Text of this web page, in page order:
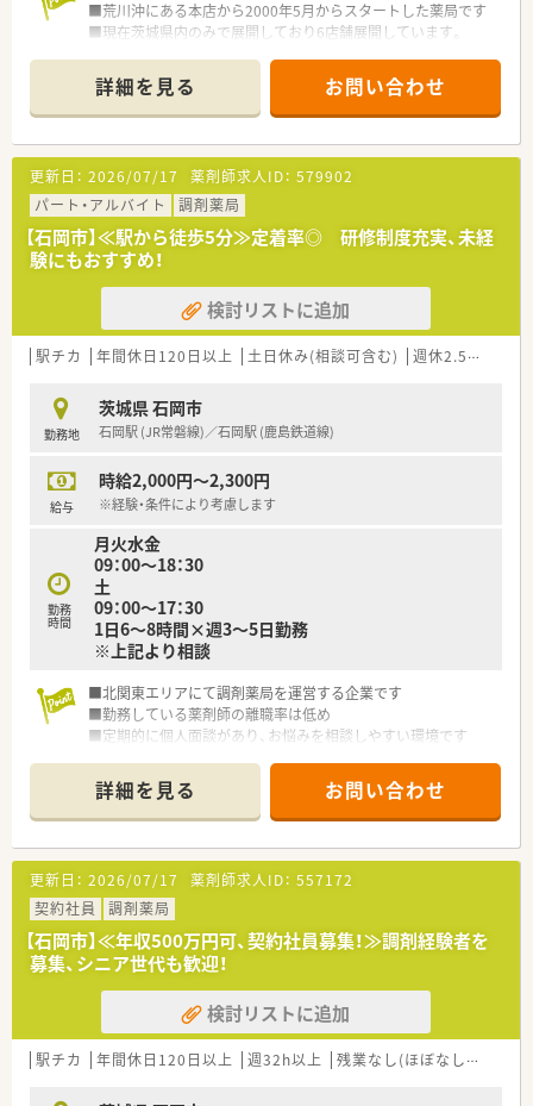
■荒川沖にある本店から2000年5月からスタートした薬局です
■現在茨城県内のみで展開しており6店舗展開しています。
低くなっています
■会社で勉強会やe-ラーニング費用も全額負担
■かかりつけや在宅対応等ノルマや強制はありません
■高速代も会社で全額負担して頂けます
■ドミナント展開のため近くでのヘルプ体制が充実しています
■色々な処方箋に触れる機会もあり、スキルアップも可能な職場
です
≪こんな職場です≫
■石岡駅から徒歩で通勤もできますので電車通勤も可能な職場
です
■常勤3名、事務2名体制で消化器内科の処方箋がメインとなり
■1日あたり外来は70枚、その他施設2か所に個人在宅も対応し
ています
詳細を見る お問い合わせ
更新日： 2026/07/17 薬剤師求人ID： 579902
パート・アルバイト
調剤薬局
【石岡市】≪駅から徒歩5分≫定着率◎ 研修制度充実、未経
験にもおすすめ！
検討リストに追加
駅チカ 年間休日120日以上 土日休み(相談可含む) 週休2.5日以上
勤務地
茨城県 石岡市
石岡駅 (JR常磐線)／石岡駅 (鹿島鉄道線)
給与
時給2,000円～2,300円
※経験・条件により考慮します
勤務
時間
月火水金
09：00～18：30
土
09：00～17：30
1日6～8時間×週3～5日勤務
※上記より相談
■北関東エリアにて調剤薬局を運営する企業です
■勤務している薬剤師の離職率は低め
■定期的に個人面談があり、お悩みを相談しやすい環境です
詳細を見る お問い合わせ
更新日： 2026/07/17 薬剤師求人ID： 557172
契約社員
調剤薬局
【石岡市】≪年収500万円可、契約社員募集！≫調剤経験者を
募集、シニア世代も歓迎！
検討リストに追加
駅チカ 年間休日120日以上 週32h以上 残業なし(ほぼなし含む)